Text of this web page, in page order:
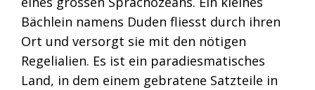
Bächlein namens Duden fliesst durch ihren
Ort und versorgt sie mit den nötigen
Regelialien. Es ist ein paradiesmatisches
Land, in dem einem gebratene Satzteile in